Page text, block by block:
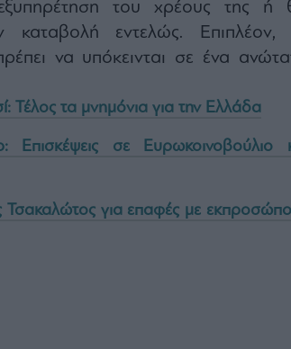
του χρέους της ή
καταβολή εντελώς. Επιπλέον,
να υπόκεινται σε ένα
Τέλος τα μνημόνια για την Ελλάδα
Επισκέψεις σε Ευρωκοινοβούλιο
Τσακαλώτος για επαφές με